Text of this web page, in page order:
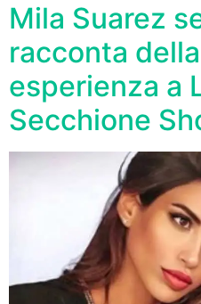
Mila Suarez
racconta
esperienza a
Secchione